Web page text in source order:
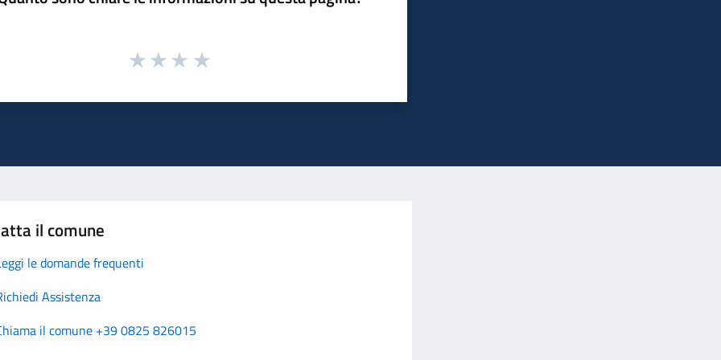
il comune
le domande frequenti
Assistenza
il comune +39 0825 826015